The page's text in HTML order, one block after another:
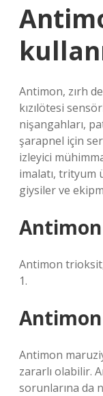
Antimon, zırh
kızılötesi
nişangahları,
şarapnel için
izleyici
imalatı, trityum
giysiler ve
Antimon trioksit,
1.
Antimon
zararlı olabilir.
sorunlarına da